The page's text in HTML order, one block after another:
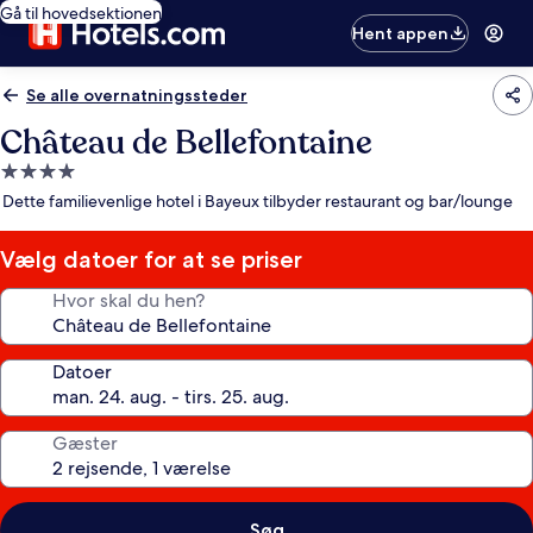
Gå til hovedsektionen
Hent appen
Se alle overnatningssteder
Château de Bellefontaine
4.0-
stjernet
Dette familievenlige hotel i Bayeux tilbyder restaurant og bar/lounge
Vælg datoer for at se priser
Hvor skal du hen?
Datoer
Gæster